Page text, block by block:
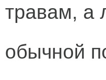
травам, а
обычной